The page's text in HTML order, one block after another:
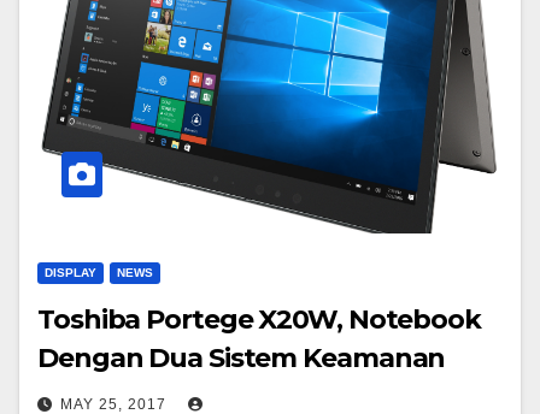
DISPLAY NEWS
Toshiba Portege X20W, Notebook
Dengan Dua Sistem Keamanan
MAY 25, 2017